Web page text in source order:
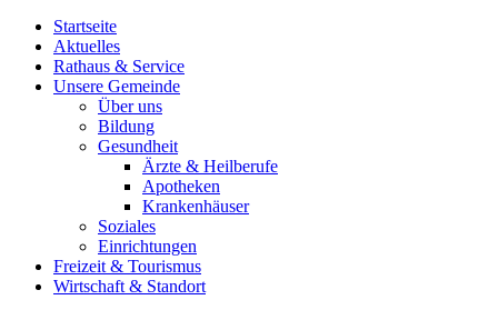
Startseite
Aktuelles
Rathaus & Service
Unsere Gemeinde
Über uns
Bildung
Gesundheit
Ärzte & Heilberufe
Apotheken
Krankenhäuser
Soziales
Einrichtungen
Freizeit & Tourismus
Wirtschaft & Standort